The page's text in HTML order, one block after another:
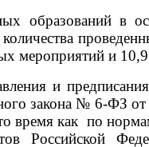
образований в
и 10,9
и
закона № 6-ФЗ
время как по
Российской